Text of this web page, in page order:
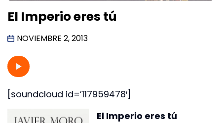
El Imperio eres tú
NOVIEMBRE 2, 2013
[soundcloud id=’117959478′]
El Imperio eres tú